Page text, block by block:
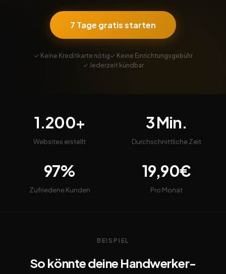
7 Tage gratis starten
✓ Keine Kreditkarte nötig✓ Keine Einrichtungsgebühr
✓ Jederzeit kündbar
1.200+
Websites erstellt
3 Min.
Durchschnittliche Zeit
97%
Zufriedene Kunden
19,90€
Pro Monat
BEISPIEL
So könnte deine Handwerker-